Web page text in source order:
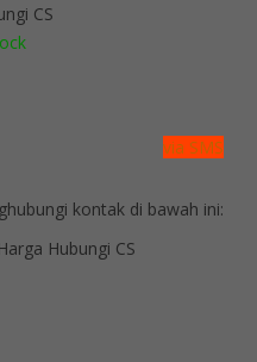
CS
via SMS
kontak di bawah ini:
Hubungi CS